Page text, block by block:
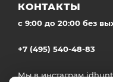
КОНТАКТЫ
c 9:00 до 20:00 без
+7 (495) 540-48-83
Мы в инстаграм